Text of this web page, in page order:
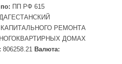
ПП РФ 615
РЕМОНТА
ДОМАХ
806258.21 Валюта: